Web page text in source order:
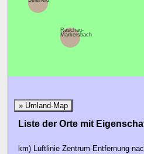
Raschau-
Markersbach
» Umland-Map
Liste der Orte mit
km) Luftlinie Zentrum-Entfernung